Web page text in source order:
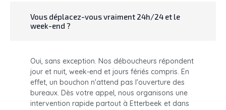
Vous déplacez-vous vraiment 24h/24 et le
week-end ?
Oui, sans exception. Nos déboucheurs répondent
jour et nuit, week-end et jours fériés compris. En
effet, un bouchon n'attend pas l'ouverture des
bureaux. Dès votre appel, nous organisons une
intervention rapide partout à Etterbeek et dans